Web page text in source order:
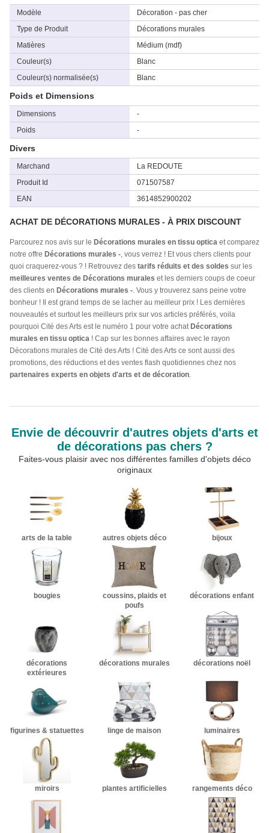
ACHAT DE DÉCORATIONS MURALES - À PRIX DISCOUNT
Parcourez nos avis sur le Décorations murales en tissu optica et comparez
notre offre Décorations murales -, vous verrez ! Et vous chers clients pour
quoi craquerez-vous ? ! Retrouvez des tarifs réduits et des soldes sur les
meilleures ventes de Décorations murales et les derniers coups de coeur
des clients en Décorations murales -. Vous y trouverez sans peine votre
bonheur ! Il est grand temps de se lacher au meilleur prix ! Les dernières
nouveautés et surtout les meilleurs prix sur vos articles préférés, voila
pourquoi Cité des Arts est le numéro 1 pour votre achat Décorations
murales en tissu optica ! Cap sur les bonnes affaires avec le rayon
Décorations murales de Cité des Arts ! Cité des Arts ce sont aussi des
promotions, des réductions et des ventes flash quotidiennes chez nos
partenaires experts en objets d'arts et de décoration.
Modèle
Décoration - pas cher
Type de Produit
Décorations murales
Matières
Médium (mdf)
Couleur(s)
Blanc
Couleur(s) normalisée(s)
Blanc
Poids et Dimensions
Dimensions
-
Poids
-
Divers
Marchand
La REDOUTE
Produit Id
071507587
EAN
3614852900202
Envie de découvrir d'autres objets d'arts et
de décorations pas chers ?
Faites-vous plaisir avec nos différentes familles d'objets déco
originaux
arts de la table autres objets déco bijoux
bougies
coussins, plaids et
poufs
décorations enfant
décorations
extérieures
décorations murales décorations noël
figurines & statuettes linge de maison luminaires
miroirs plantes artificielles rangements déco